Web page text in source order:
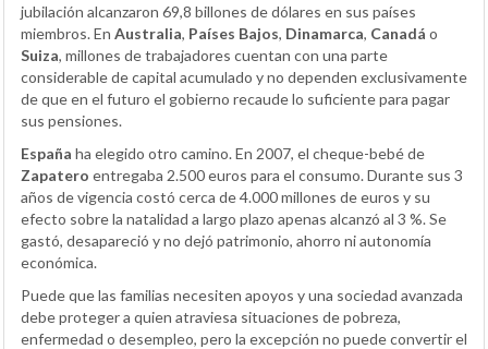
jubilación alcanzaron 69,8 billones de dólares en sus países
miembros. En Australia, Países Bajos, Dinamarca, Canadá o
Suiza, millones de trabajadores cuentan con una parte
considerable de capital acumulado y no dependen exclusivamente
de que en el futuro el gobierno recaude lo suficiente para pagar
sus pensiones.
España ha elegido otro camino. En 2007, el cheque-bebé de
Zapatero entregaba 2.500 euros para el consumo. Durante sus 3
años de vigencia costó cerca de 4.000 millones de euros y su
efecto sobre la natalidad a largo plazo apenas alcanzó al 3 %. Se
gastó, desapareció y no dejó patrimonio, ahorro ni autonomía
económica.
Puede que las familias necesiten apoyos y una sociedad avanzada
debe proteger a quien atraviesa situaciones de pobreza,
enfermedad o desempleo, pero la excepción no puede convertir el